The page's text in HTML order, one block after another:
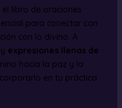
libro de oraciones
para conectar con
con lo divino. A
y expresiones llenas de
hacia la paz y la
en tu práctica